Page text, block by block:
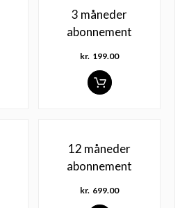
3 måneder
abonnement
kr. 199.00
12 måneder
abonnement
kr. 699.00